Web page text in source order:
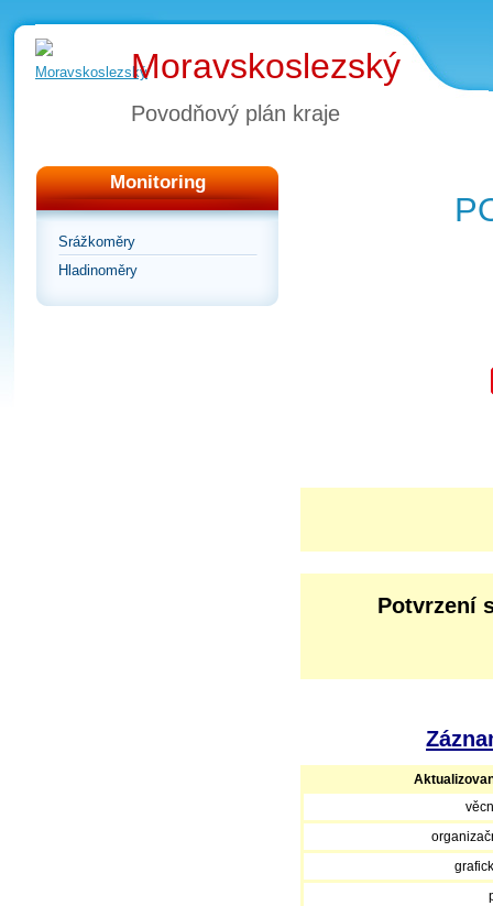
Moravskoslezský
Povodňový plán kraje
Monitoring
Srážkoměry
Hladinoměry
Potvrzení